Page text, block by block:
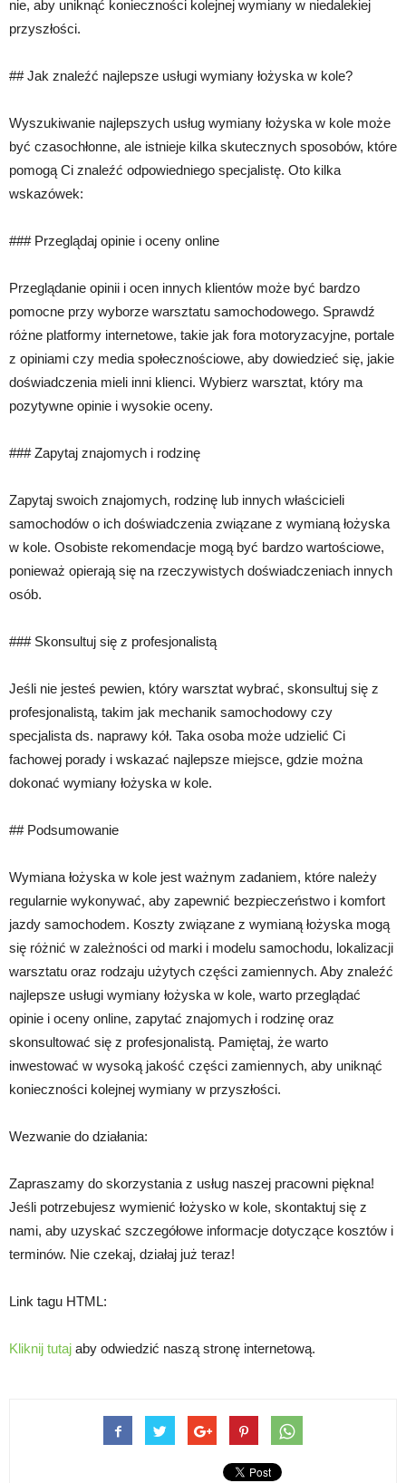
nie, aby uniknąć konieczności kolejnej wymiany w niedalekiej
przyszłości.
## Jak znaleźć najlepsze usługi wymiany łożyska w kole?
Wyszukiwanie najlepszych usług wymiany łożyska w kole może
być czasochłonne, ale istnieje kilka skutecznych sposobów, które
pomogą Ci znaleźć odpowiedniego specjalistę. Oto kilka
wskazówek:
### Przeglądaj opinie i oceny online
Przeglądanie opinii i ocen innych klientów może być bardzo
pomocne przy wyborze warsztatu samochodowego. Sprawdź
różne platformy internetowe, takie jak fora motoryzacyjne, portale
z opiniami czy media społecznościowe, aby dowiedzieć się, jakie
doświadczenia mieli inni klienci. Wybierz warsztat, który ma
pozytywne opinie i wysokie oceny.
### Zapytaj znajomych i rodzinę
Zapytaj swoich znajomych, rodzinę lub innych właścicieli
samochodów o ich doświadczenia związane z wymianą łożyska
w kole. Osobiste rekomendacje mogą być bardzo wartościowe,
ponieważ opierają się na rzeczywistych doświadczeniach innych
osób.
### Skonsultuj się z profesjonalistą
Jeśli nie jesteś pewien, który warsztat wybrać, skonsultuj się z
profesjonalistą, takim jak mechanik samochodowy czy
specjalista ds. naprawy kół. Taka osoba może udzielić Ci
fachowej porady i wskazać najlepsze miejsce, gdzie można
dokonać wymiany łożyska w kole.
## Podsumowanie
Wymiana łożyska w kole jest ważnym zadaniem, które należy
regularnie wykonywać, aby zapewnić bezpieczeństwo i komfort
jazdy samochodem. Koszty związane z wymianą łożyska mogą
się różnić w zależności od marki i modelu samochodu, lokalizacji
warsztatu oraz rodzaju użytych części zamiennych. Aby znaleźć
najlepsze usługi wymiany łożyska w kole, warto przeglądać
opinie i oceny online, zapytać znajomych i rodzinę oraz
skonsultować się z profesjonalistą. Pamiętaj, że warto
inwestować w wysoką jakość części zamiennych, aby uniknąć
konieczności kolejnej wymiany w przyszłości.
Wezwanie do działania:
Zapraszamy do skorzystania z usług naszej pracowni piękna!
Jeśli potrzebujesz wymienić łożysko w kole, skontaktuj się z
nami, aby uzyskać szczegółowe informacje dotyczące kosztów i
terminów. Nie czekaj, działaj już teraz!
Link tagu HTML:
Kliknij tutaj aby odwiedzić naszą stronę internetową.